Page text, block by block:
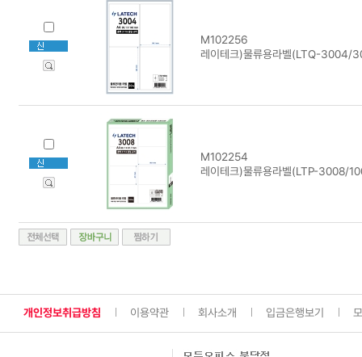
M102256
레이테크)물류용라벨(LTQ-3004/
M102254
레이테크)물류용라벨(LTP-3008/
개인정보취급방침 이용약관 회사소개 입금은행보기